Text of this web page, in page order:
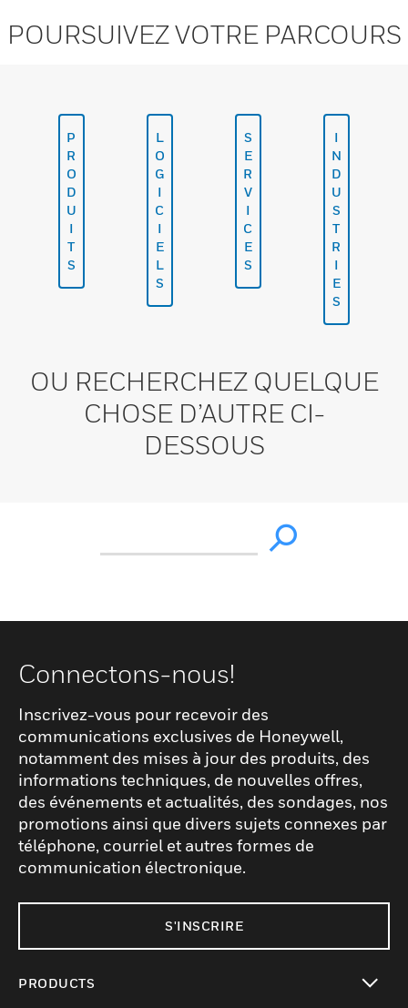
POURSUIVEZ VOTRE PARCOURS
P
R
O
D
U
I
T
S
L
O
G
I
C
I
E
L
S
S
E
R
V
I
C
E
S
I
N
D
U
S
T
R
I
E
S
OU RECHERCHEZ QUELQUE
CHOSE D’AUTRE CI-
DESSOUS
Connectons-nous!
Inscrivez-vous pour recevoir des
communications exclusives de Honeywell,
notamment des mises à jour des produits, des
informations techniques, de nouvelles offres,
des événements et actualités, des sondages, nos
promotions ainsi que divers sujets connexes par
téléphone, courriel et autres formes de
communication électronique.
S'INSCRIRE
PRODUCTS